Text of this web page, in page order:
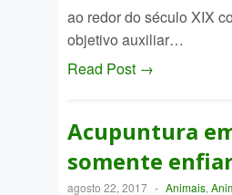
ao redor do século XIX
objetivo auxiliar…
Read Post →
Acupuntura
somente
agosto 22, 2017 - Animais,